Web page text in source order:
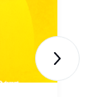
Next